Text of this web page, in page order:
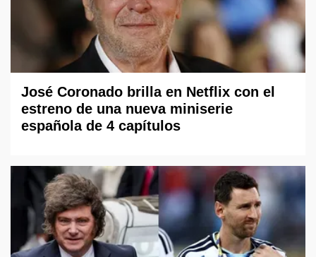
José Coronado brilla en Netflix con el
estreno de una nueva miniserie
española de 4 capítulos